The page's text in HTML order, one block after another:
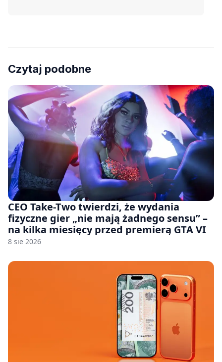
Czytaj podobne
CEO Take-Two twierdzi, że wydania
fizyczne gier „nie mają żadnego sensu” –
na kilka miesięcy przed premierą GTA VI
8 sie 2026